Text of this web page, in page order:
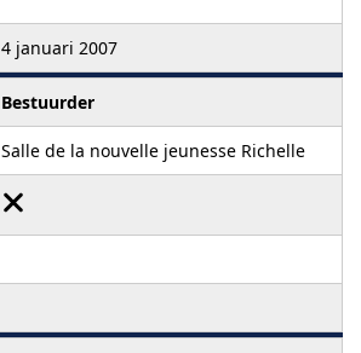
4 januari 2007
Bestuurder
Salle de la nouvelle jeunesse Richelle